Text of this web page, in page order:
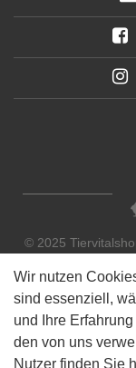
© 2025
Wir nutzen
sind essenziell,
und Ihre
den von uns
Nutzer finden Sie